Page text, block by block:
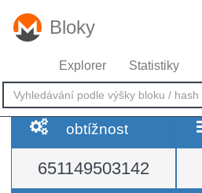
Bloky
Explorer Statistiky
obtížnost
651149503142